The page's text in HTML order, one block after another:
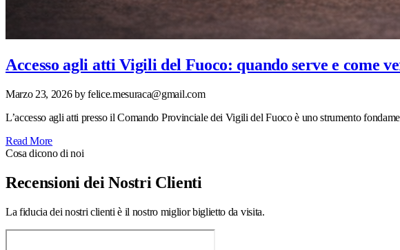
Accesso agli atti Vigili del Fuoco: quando serve e come
Marzo 23, 2026by felice.mesuraca@gmail.com
L’accesso agli atti presso il Comando Provinciale dei Vigili del Fuoco è uno strumento
Read More
Cosa dicono di noi
Recensioni dei Nostri Clienti
La fiducia dei nostri clienti è il nostro miglior biglietto da visita.